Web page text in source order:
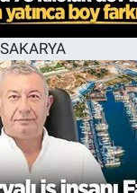
SAKARYA